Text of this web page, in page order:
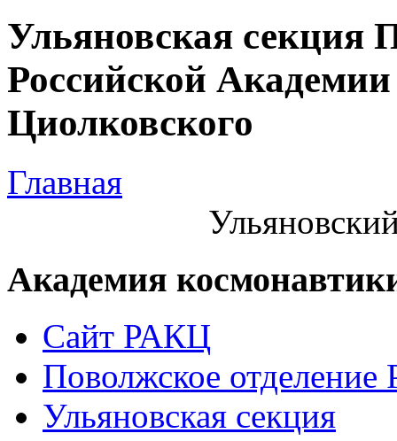
Ульяновская секция
Российской
Циолковского
Главная
Академия
Сайт РАКЦ
Поволжское
Ульяновская секция